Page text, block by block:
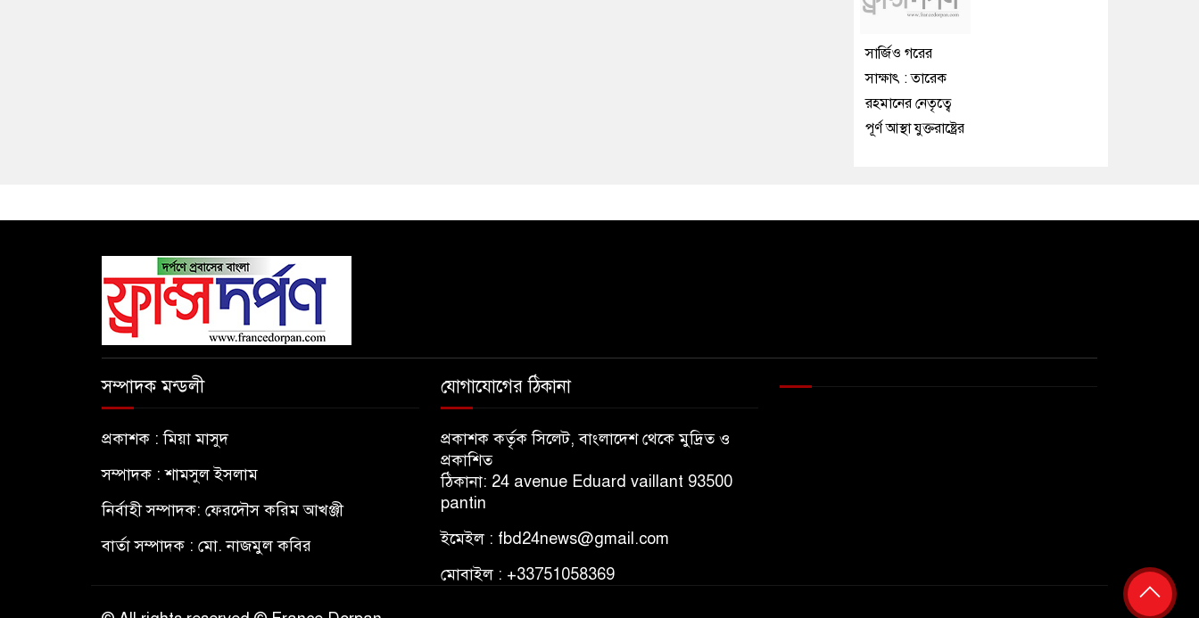
সার্জিও গরের
সাক্ষাৎ : তারেক
রহমানের নেতৃত্বে
পূর্ণ আস্থা যুক্তরাষ্ট্রের
সম্পাদক মন্ডলী
প্রকাশক : মিয়া মাসুদ
সম্পাদক : শামসুল ইসলাম
নির্বাহী সম্পাদক: ফেরদৌস করিম আখঞ্জী
বার্তা সম্পাদক : মো. নাজমুল কবির
যোগাযোগের ঠিকানা
প্রকাশক কর্তৃক সিলেট, বাংলাদেশ থেকে মুদ্রিত ও
প্রকাশিত
ঠিকানা: 24 avenue Eduard vaillant 93500
pantin
ইমেইল : fbd24news@gmail.com
মোবাইল : +33751058369